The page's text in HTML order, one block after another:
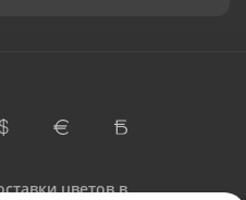
цветов в